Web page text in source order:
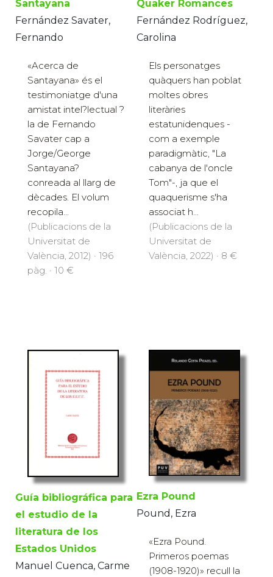
Santayana
Fernández Savater,
Fernando
«Acerca de
Santayana» és el
testimoniatge d'una
amistat intel?lectual ?
la de Fernando
Savater cap a
Jorge/George
Santayana?
conreada al llarg de
dècades. El volum
recopila...
(Publicacions de la
Universitat de
València, 2012) · 196
pàg. · 10 €
Quaker Romances
Fernández Rodríguez,
Carolina
Els personatges
quàquers han poblat
moltes obres
literàries
estatunidenques -
com a exemple
paradigmàtic, "La
cabanya de l'oncle
Tom"-, ja que el
quaquerisme s'ha
associat h...
(Publicacions de la
Universitat de
València, 2022) · 8 €
Guía bibliográfica para
el estudio de la
literatura de los
Estados Unidos
Manuel Cuenca, Carme
Ezra Pound
Pound, Ezra
«Ezra Pound.
Primeros poemas
(1908-1920)» recull la